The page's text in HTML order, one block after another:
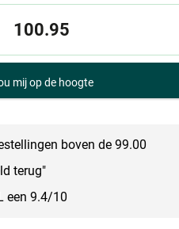
100.95
mij op de hoogte
boven de 99.00
terug"
een 9.4/10